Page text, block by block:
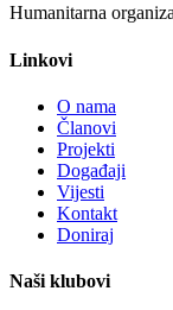
Humanitarna
Linkovi
O nama
Članovi
Projekti
Događaji
Vijesti
Kontakt
Doniraj
Naši klubovi